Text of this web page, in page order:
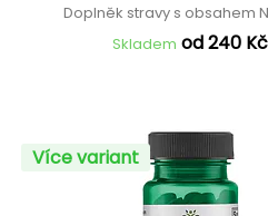
Doplněk stravy s obsahem
Skladem od 240 Kč
Více variant